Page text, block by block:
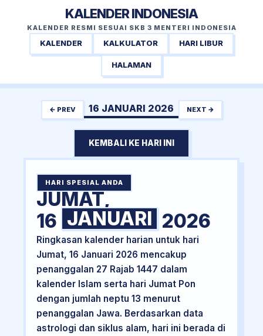
KALENDER INDONESIA
KALENDER RESMI SESUAI SKB 3 MENTERI INDONESIA
KALENDER KALKULATOR HARI LIBUR
HALAMAN
← PREV 16 JANUARI 2026 NEXT →
KEMBALI KE HARI INI
HARI SPESIAL ANDA
JUMAT,
16 JANUARI 2026
Ringkasan kalender harian untuk hari
Jumat, 16 Januari 2026 mencakup
penanggalan 27 Rajab 1447 dalam
kalender Islam serta hari Jumat Pon
dengan jumlah neptu 13 menurut
penanggalan Jawa. Berdasarkan data
astrologi dan siklus alam, hari ini berada di